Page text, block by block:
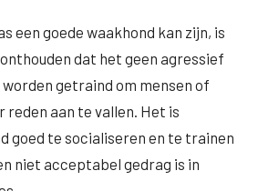
een goede waakhond kan zijn, is
dat het geen agressief
getraind om mensen of
reden aan te vallen. Het is
goed te socialiseren en te trainen
niet acceptabel gedrag is in